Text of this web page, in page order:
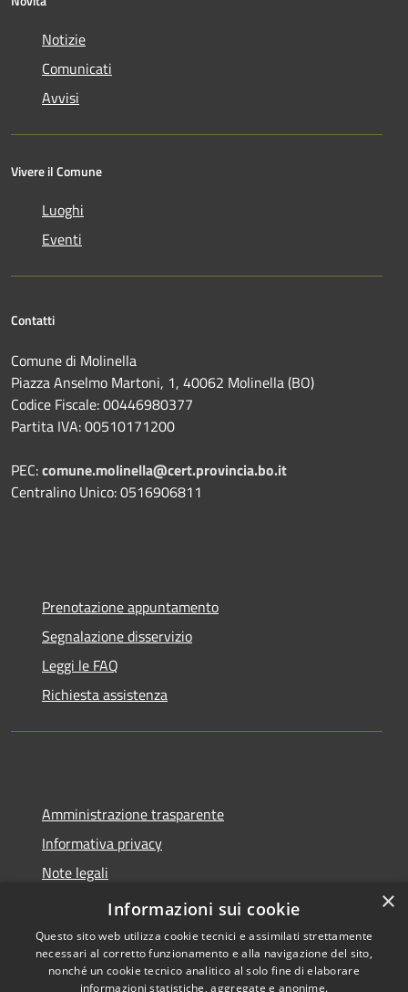
Notizie
Comunicati
Avvisi
Vivere il Comune
Luoghi
Eventi
Contatti
Comune di Molinella
Piazza Anselmo Martoni, 1, 40062 Molinella (BO)
Codice Fiscale: 00446980377
Partita IVA: 00510171200
PEC:comune.molinella@cert.provincia.bo.it
Centralino Unico: 0516906811
Prenotazione appuntamento
Segnalazione disservizio
Leggi le FAQ
Richiesta assistenza
Amministrazione trasparente
Informativa privacy
Note legali
Dichiarazione di accessibilità
×
Informazioni sui cookie
Questo sito web utilizza cookie tecnici e assimilati strettamente
necessari al corretto funzionamento e alla navigazione del sito,
nonché un cookie tecnico analitico al solo fine di elaborare
informazioni statistiche, aggregate e anonime.